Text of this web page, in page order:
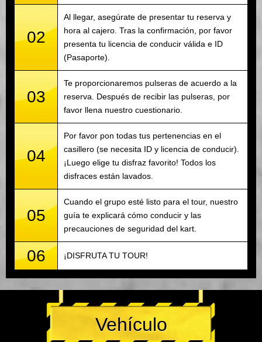
02
Al llegar, asegúrate de presentar tu reserva y
hora al cajero. Tras la confirmación, por favor
presenta tu licencia de conducir válida e ID
(Pasaporte).
03
Te proporcionaremos pulseras de acuerdo a la
reserva. Después de recibir las pulseras, por
favor llena nuestro cuestionario.
04
Por favor pon todas tus pertenencias en el
casillero (se necesita ID y licencia de conducir).
¡Luego elige tu disfraz favorito! Todos los
disfraces están lavados.
05
Cuando el grupo esté listo para el tour, nuestro
guía te explicará cómo conducir y las
precauciones de seguridad del kart.
06 ¡DISFRUTA TU TOUR!
Vehículo